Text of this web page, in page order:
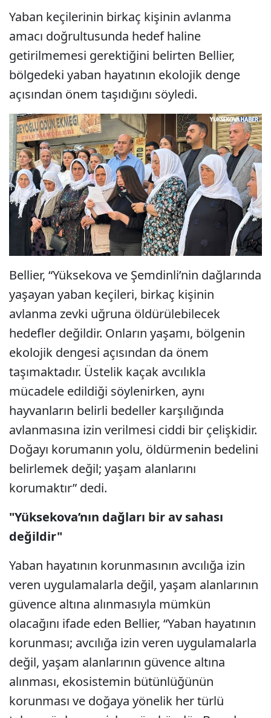
Yaban keçilerinin birkaç kişinin avlanma
amacı doğrultusunda hedef haline
getirilmemesi gerektiğini belirten Bellier,
bölgedeki yaban hayatının ekolojik denge
açısından önem taşıdığını söyledi.
Bellier, “Yüksekova ve Şemdinli’nin dağlarında
yaşayan yaban keçileri, birkaç kişinin
avlanma zevki uğruna öldürülebilecek
hedefler değildir. Onların yaşamı, bölgenin
ekolojik dengesi açısından da önem
taşımaktadır. Üstelik kaçak avcılıkla
mücadele edildiği söylenirken, aynı
hayvanların belirli bedeller karşılığında
avlanmasına izin verilmesi ciddi bir çelişkidir.
Doğayı korumanın yolu, öldürmenin bedelini
belirlemek değil; yaşam alanlarını
korumaktır” dedi.
"Yüksekova’nın dağları bir av sahası
değildir"
Yaban hayatının korunmasının avcılığa izin
veren uygulamalarla değil, yaşam alanlarının
güvence altına alınmasıyla mümkün
olacağını ifade eden Bellier, “Yaban hayatının
korunması; avcılığa izin veren uygulamalarla
değil, yaşam alanlarının güvence altına
alınması, ekosistemin bütünlüğünün
korunması ve doğaya yönelik her türlü